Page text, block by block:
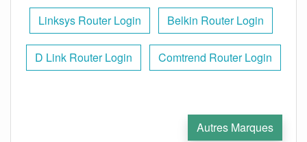
Linksys Router Login Belkin Router Login
D Link Router Login Comtrend Router Login
Autres Marques